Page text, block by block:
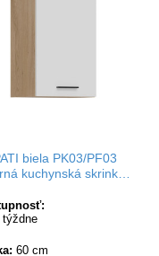
biela PK03/PF03
kuchynská skrinka
týždne
60 cm